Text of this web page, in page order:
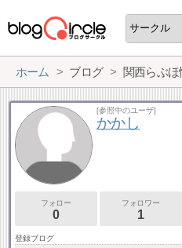
ホーム ブログ 関西らぶほ
[参照中のユーザ]
かかし
フォロー
0
フォロワー
1
登録ブログ